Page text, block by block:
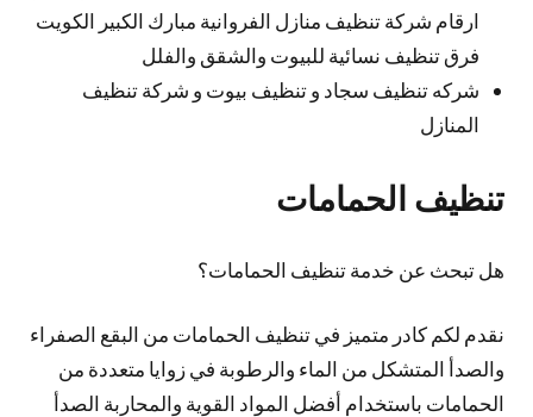
ارقام شركة تنظيف منازل الفروانية مبارك الكبير الكويت
فرق تنظيف نسائية للبيوت والشقق والفلل
شركه تنظيف سجاد و تنظيف بيوت و شركة تنظيف
المنازل
تنظيف الحمامات
هل تبحث عن خدمة تنظيف الحمامات؟
نقدم لكم كادر متميز في تنظيف الحمامات من البقع الصفراء
والصدأ المتشكل من الماء والرطوبة في زوايا متعددة من
الحمامات باستخدام أفضل المواد القوية والمحاربة الصدأ